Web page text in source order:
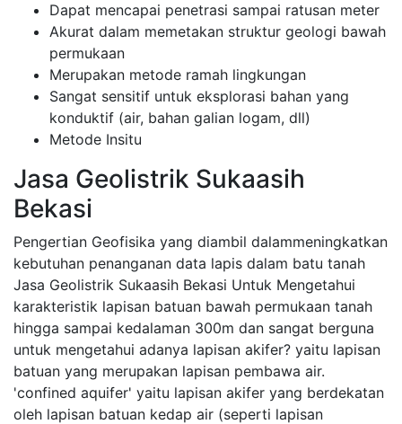
Dapat mencapai penetrasi sampai ratusan meter
Akurat dalam memetakan struktur geologi bawah
permukaan
Merupakan metode ramah lingkungan
Sangat sensitif untuk eksplorasi bahan yang
konduktif (air, bahan galian logam, dll)
Metode Insitu
Jasa Geolistrik Sukaasih
Bekasi
Pengertian Geofisika yang diambil dalammeningkatkan
kebutuhan penanganan data lapis dalam batu tanah
Jasa Geolistrik Sukaasih Bekasi Untuk Mengetahui
karakteristik lapisan batuan bawah permukaan tanah
hingga sampai kedalaman 300m dan sangat berguna
untuk mengetahui adanya lapisan akifer? yaitu lapisan
batuan yang merupakan lapisan pembawa air.
'confined aquifer' yaitu lapisan akifer yang berdekatan
oleh lapisan batuan kedap air (seperti lapisan